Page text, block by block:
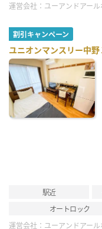
運営会社： ユーアンドアー
割引キャンペーン
ユニオンマンスリー中
駅近
オートロック
運営会社： ユーアンドアー